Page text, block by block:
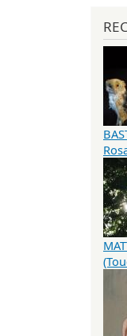
REC_